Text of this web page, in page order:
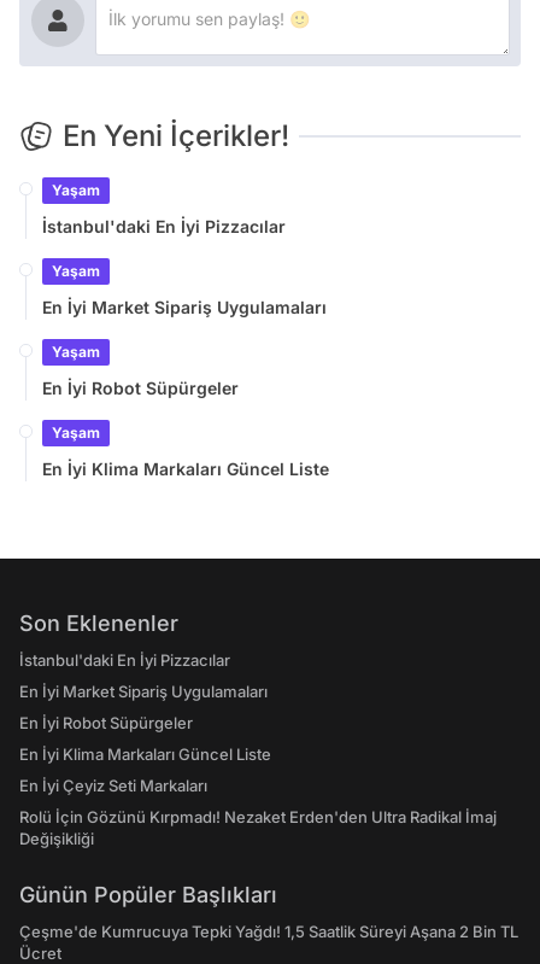
En Yeni İçerikler!
Yaşam
İstanbul'daki En İyi Pizzacılar
Yaşam
En İyi Market Sipariş Uygulamaları
Yaşam
En İyi Robot Süpürgeler
Yaşam
En İyi Klima Markaları Güncel Liste
Son Eklenenler
İstanbul'daki En İyi Pizzacılar
En İyi Market Sipariş Uygulamaları
En İyi Robot Süpürgeler
En İyi Klima Markaları Güncel Liste
En İyi Çeyiz Seti Markaları
Rolü İçin Gözünü Kırpmadı! Nezaket Erden'den Ultra Radikal İmaj
Değişikliği
Günün Popüler Başlıkları
Çeşme'de Kumrucuya Tepki Yağdı! 1,5 Saatlik Süreyi Aşana 2 Bin TL
Ücret